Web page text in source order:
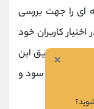
ای را جهت بررسی
کاربران خود
از طریق این
ارزها، نرخ سود و
نمایند.
×